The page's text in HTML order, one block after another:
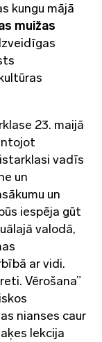
kungu mājā
muižas
23. maijā
vadīs
un
un
iespēja gūt
valodā,
ar vidi.
Vērošana”
nianses caur
lekcija